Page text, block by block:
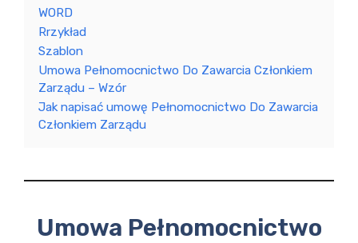
WORD
Rrzykład
Szablon
Umowa Pełnomocnictwo Do Zawarcia Członkiem
Zarządu – Wzór
Jak napisać umowę Pełnomocnictwo Do Zawarcia
Członkiem Zarządu
Umowa Pełnomocnictwo